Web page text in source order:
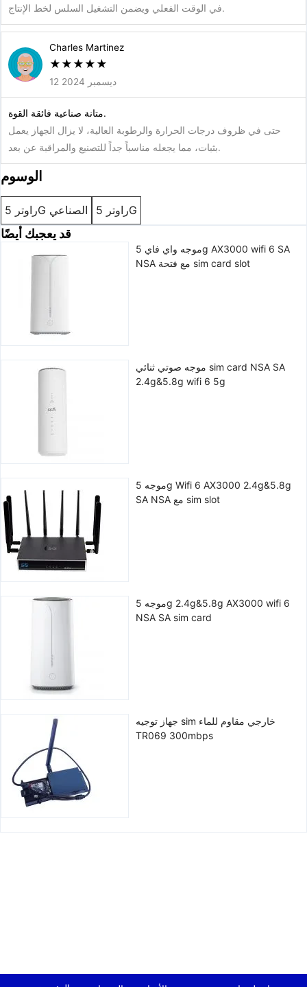
في الوقت الفعلي ويضمن التشغيل السلس لخط الإنتاج.
Charles Martinez
★ ★ ★ ★ ★
12 ديسمبر 2024
متانة صناعية فائقة القوة.
حتى في ظروف درجات الحرارة والرطوبة العالية، لا يزال الجهاز يعمل
بثبات، مما يجعله مناسباً جداً للتصنيع والمراقبة عن بعد.
الوسوم
راوتر 5G الصناعي راوتر 5G
قد يعجبك أيضًا
موجه واي فاي 5g AX3000 wifi 6 SA
NSA مع فتحة sim card slot
موجه صوتي ثنائي sim card NSA SA
2.4g&5.8g wifi 6 5g
موجه 5g Wifi 6 AX3000 2.4g&5.8g
SA NSA مع sim slot
موجه 5g 2.4g&5.8g AX3000 wifi 6
NSA SA sim card
جهاز توجيه sim خارجي مقاوم للماء
TR069 300mbps